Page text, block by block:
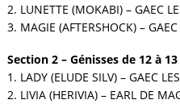
2. LUNETTE (MOKABI) – GAEC
3. MAGIE (AFTERSHOCK) –
Section 2 – Génisses de 12 à
1. LADY (ELUDE SILV) – GAEC
2. LIVIA (HERIVIA) – EARL DE